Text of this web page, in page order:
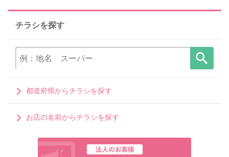
チラシを探す
都道府県からチラシを探す
お店の名前からチラシを探す